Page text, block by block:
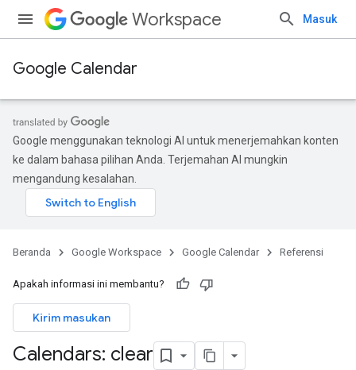
Workspace Masuk
Google Calendar
Google menggunakan teknologi AI untuk menerjemahkan konten
ke dalam bahasa pilihan Anda. Terjemahan AI mungkin
mengandung kesalahan.
Beranda Google Workspace Google Calendar Referensi
Apakah informasi ini membantu?
Kirim masukan
Calendars: clear